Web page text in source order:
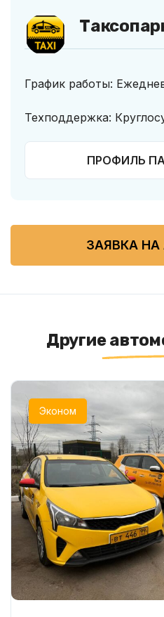
График работы:
Техподдержка:
ПРОФИЛЬ
ЗАЯВКА
Другие
Эконом